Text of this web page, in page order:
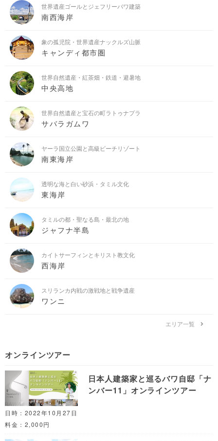
世界遺産ゴールとジェフリーバワ建築
南西海岸
象の孤児院・世界遺産ナックルズ山脈
キャンディ都市圏
世界自然遺産・紅茶畑・鉄道・避暑地
中央高地
世界自然遺産と宝石の町ラトゥナプラ
サバラガムワ
ヤーラ国立公園と高級ビーチリゾート
南東海岸
透明な海と白い砂浜・タミル文化
東海岸
タミルの都・聖なる島・最北の地
ジャフナ半島
カイトサーフィンとキリスト教文化
西海岸
スリランカ内戦の激戦地と戦争遺産
ワンニ
エリア一覧
オンラインツアー
日本人建築家と巡るバワ自邸「ナ
ンバー11」オンラインツアー
日時：2022年10月27日
料金：2,000円